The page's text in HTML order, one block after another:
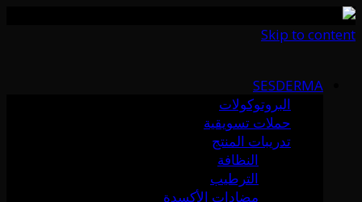
Skip to content
SESDERMA
البروتوكولات
حملات تسويقية
تدريبات المنتج
النظافة
الترطيب
مضادات الأكسدة